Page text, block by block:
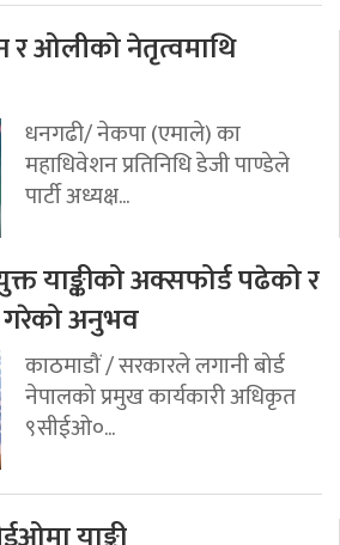
र ओलीको नेतृत्वमाथि
धनगढी/ नेकपा (एमाले) का
महाधिवेशन प्रतिनिधि डेजी पाण्डेले
पार्टी अध्यक्ष...
याङ्कीको अक्सफोर्ड पढेको र
गरेको अनुभव
काठमाडौं / सरकारले लगानी बोर्ड
नेपालको प्रमुख कार्यकारी अधिकृत
९सीईओ०...